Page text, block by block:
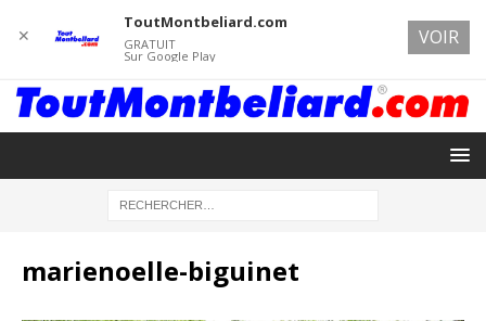
marienoelle-biguinet
✕
ToutMontbeliard.com
GRATUIT
Sur Google Play
VOIR